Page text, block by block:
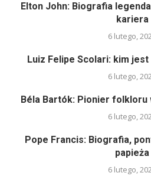
Elton John: Biografia
kariera
6 lutego,
Luiz Felipe Scolari: kim
6 lutego,
Béla Bartók: Pionier folkloru
6 lutego,
Pope Francis: Biografia,
papieża
6 lutego,